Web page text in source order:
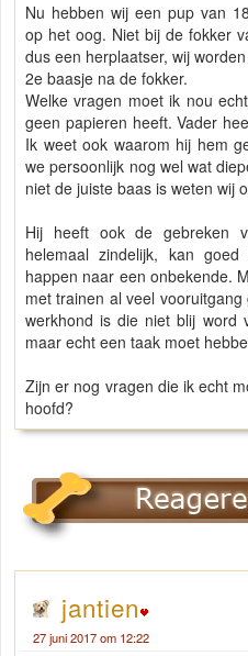
Nu hebben wij een pup van
op het oog. Niet bij de fokker
dus een herplaatser, wij
2e baasje na de fokker.
Welke vragen moet ik nou
geen papieren heeft. Vader
Ik weet ook waarom hij hem
we persoonlijk nog wel wat
niet de juiste baas is weten wij
Hij heeft ook de gebreken
helemaal zindelijk, kan
happen naar een onbekende.
met trainen al veel
werkhond is die niet blij word
maar echt een taak moet
Zijn er nog vragen die ik echt
hoofd?
jantien
27 juni 2017 om 12:22